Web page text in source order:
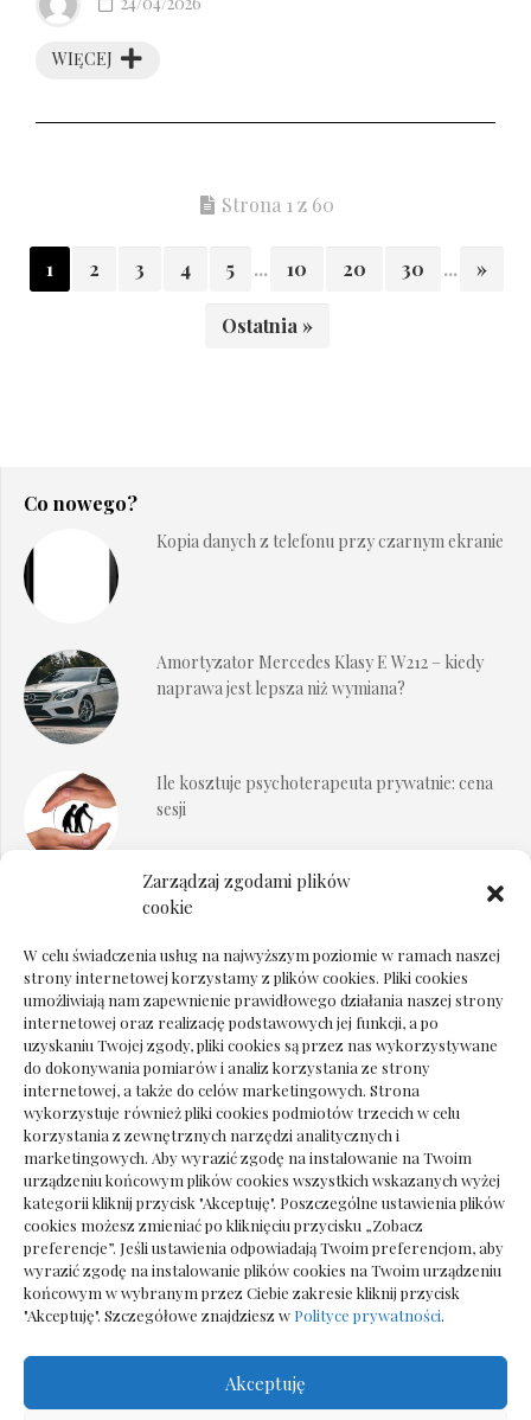
Zarządzaj zgodami plików
cookie
W celu świadczenia usług na najwyższym poziomie w ramach naszej
strony internetowej korzystamy z plików cookies. Pliki cookies
umożliwiają nam zapewnienie prawidłowego działania naszej strony
internetowej oraz realizację podstawowych jej funkcji, a po
uzyskaniu Twojej zgody, pliki cookies są przez nas wykorzystywane
do dokonywania pomiarów i analiz korzystania ze strony
internetowej, a także do celów marketingowych. Strona
wykorzystuje również pliki cookies podmiotów trzecich w celu
korzystania z zewnętrznych narzędzi analitycznych i
marketingowych. Aby wyrazić zgodę na instalowanie na Twoim
urządzeniu końcowym plików cookies wszystkich wskazanych wyżej
kategorii kliknij przycisk "Akceptuję". Poszczególne ustawienia plików
cookies możesz zmieniać po kliknięciu przycisku „Zobacz
preferencje”. Jeśli ustawienia odpowiadają Twoim preferencjom, aby
wyrazić zgodę na instalowanie plików cookies na Twoim urządzeniu
końcowym w wybranym przez Ciebie zakresie kliknij przycisk
"Akceptuję". Szczegółowe znajdziesz w Polityce prywatności.
Akceptuję
WIĘCEJ
Strona 1 z 60
1 2 3 4 5 ... 10 20 30 ... »
Ostatnia »
Co nowego?
Kopia danych z telefonu przy czarnym ekranie
Amortyzator Mercedes Klasy E W212 – kiedy
naprawa jest lepsza niż wymiana?
Ile kosztuje psychoterapeuta prywatnie: cena
sesji
Dokumenty do odbioru przy zmianie biura
Deska podłogowa do salonu: jak wybrać bez
pośpiechu